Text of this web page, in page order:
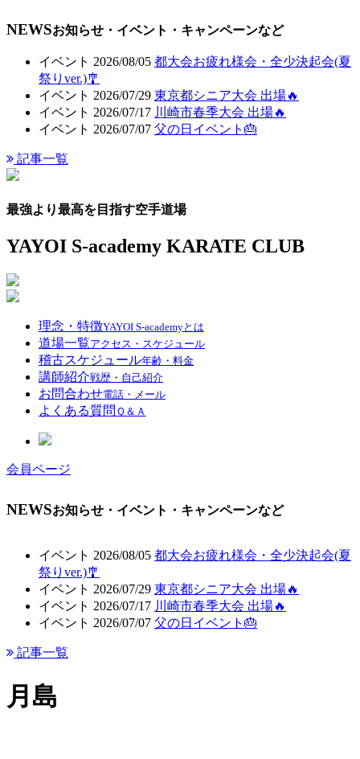
NEWSお知らせ・イベント・キャンペーンなど
イベント 2026/08/05 都大会お疲れ様会・全少決起会(夏
祭りver.)🎐
イベント 2026/07/29 東京都シニア大会 出場🔥
イベント 2026/07/17 川崎市春季大会 出場🔥
イベント 2026/07/07 父の日イベント🎂
記事一覧
最強より最高を目指す空手道場
YAYOI S-academy KARATE CLUB
理念・特徴YAYOI S-academyとは
道場一覧アクセス・スケジュール
稽古スケジュール年齢・料金
講師紹介戦歴・自己紹介
お問合わせ電話・メール
よくある質問 Ｑ＆Ａ
会員ページ
NEWSお知らせ・イベント・キャンペーンなど
イベント 2026/08/05 都大会お疲れ様会・全少決起会(夏
祭りver.)🎐
イベント 2026/07/29 東京都シニア大会 出場🔥
イベント 2026/07/17 川崎市春季大会 出場🔥
イベント 2026/07/07 父の日イベント🎂
記事一覧
月島